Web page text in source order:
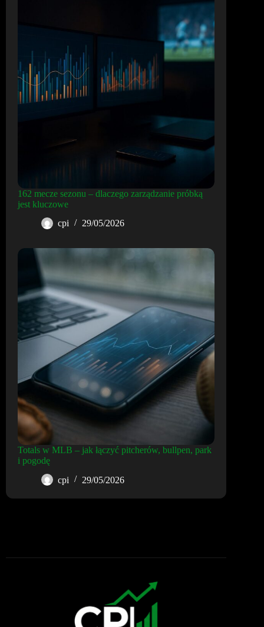
162 mecze sezonu – dlaczego zarządzanie próbką
jest kluczowe
cpi
29/05/2026
Totals w MLB – jak łączyć pitcherów, bullpen, park
i pogodę
cpi
29/05/2026